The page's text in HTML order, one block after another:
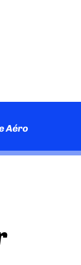
Aéro